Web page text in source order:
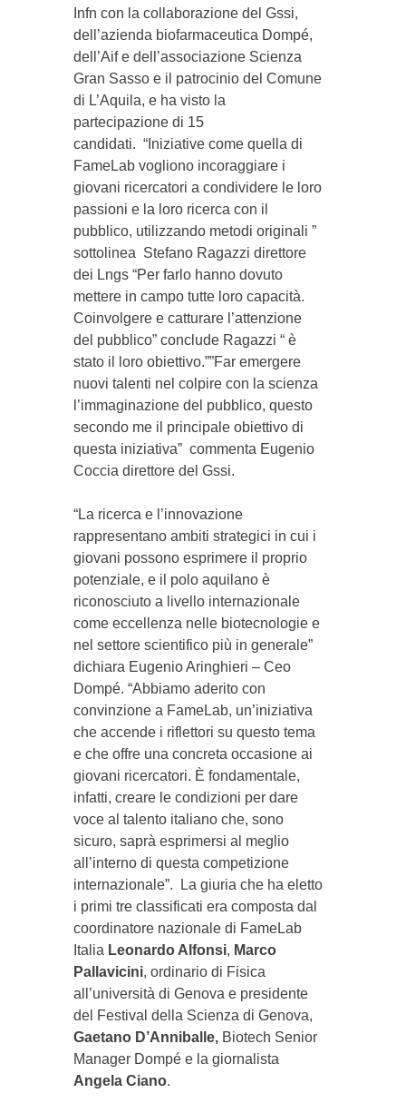
Infn con la collaborazione del Gssi,
dell’azienda biofarmaceutica Dompé,
dell’Aif e dell’associazione Scienza
Gran Sasso e il patrocinio del Comune
di L’Aquila, e ha visto la
partecipazione di 15
candidati. “Iniziative come quella di
FameLab vogliono incoraggiare i
giovani ricercatori a condividere le loro
passioni e la loro ricerca con il
pubblico, utilizzando metodi originali ”
sottolinea Stefano Ragazzi direttore
dei Lngs “Per farlo hanno dovuto
mettere in campo tutte loro capacità.
Coinvolgere e catturare l’attenzione
del pubblico” conclude Ragazzi “ è
stato il loro obiettivo.””Far emergere
nuovi talenti nel colpire con la scienza
l’immaginazione del pubblico, questo
secondo me il principale obiettivo di
questa iniziativa” commenta Eugenio
Coccia direttore del Gssi.
“La ricerca e l’innovazione
rappresentano ambiti strategici in cui i
giovani possono esprimere il proprio
potenziale, e il polo aquilano è
riconosciuto a livello internazionale
come eccellenza nelle biotecnologie e
nel settore scientifico più in generale”
dichiara Eugenio Aringhieri – Ceo
Dompé. “Abbiamo aderito con
convinzione a FameLab, un’iniziativa
che accende i riflettori su questo tema
e che offre una concreta occasione ai
giovani ricercatori. È fondamentale,
infatti, creare le condizioni per dare
voce al talento italiano che, sono
sicuro, saprà esprimersi al meglio
all’interno di questa competizione
internazionale”. La giuria che ha eletto
i primi tre classificati era composta dal
coordinatore nazionale di FameLab
Italia Leonardo Alfonsi, Marco
Pallavicini, ordinario di Fisica
all’università di Genova e presidente
del Festival della Scienza di Genova,
Gaetano D’Anniballe, Biotech Senior
Manager Dompé e la giornalista
Angela Ciano.